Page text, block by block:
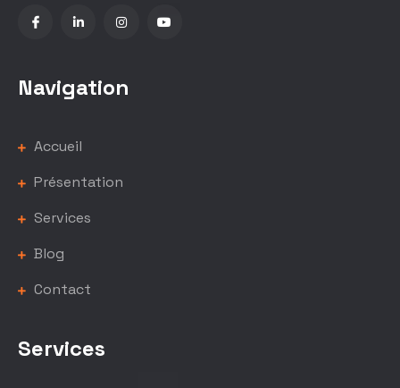
Navigation
Accueil
Présentation
Services
Blog
Contact
Services